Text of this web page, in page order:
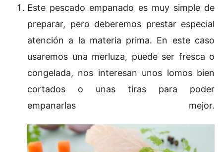
Este pescado empanado es muy simple de
preparar, pero deberemos prestar especial
atención a la materia prima. En este caso
usaremos una merluza, puede ser fresca o
congelada, nos interesan unos lomos bien
cortados o unas tiras para poder
empanarlas mejor.